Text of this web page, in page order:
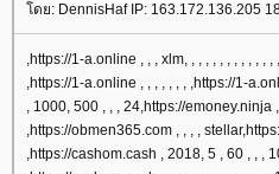
ดย: DennisHaf IP: 163.172.136.205
,https://1-a.online , , , xlm, , , , , , , , , , , ,
,https://1-a.online , , , , , , , ,https://1-
, 1000, 500 , , , 24,https://emoney.ninja
,https://obmen365.com , , , ,
,https://cashom.cash , 2018, 5 , 60 , , ,